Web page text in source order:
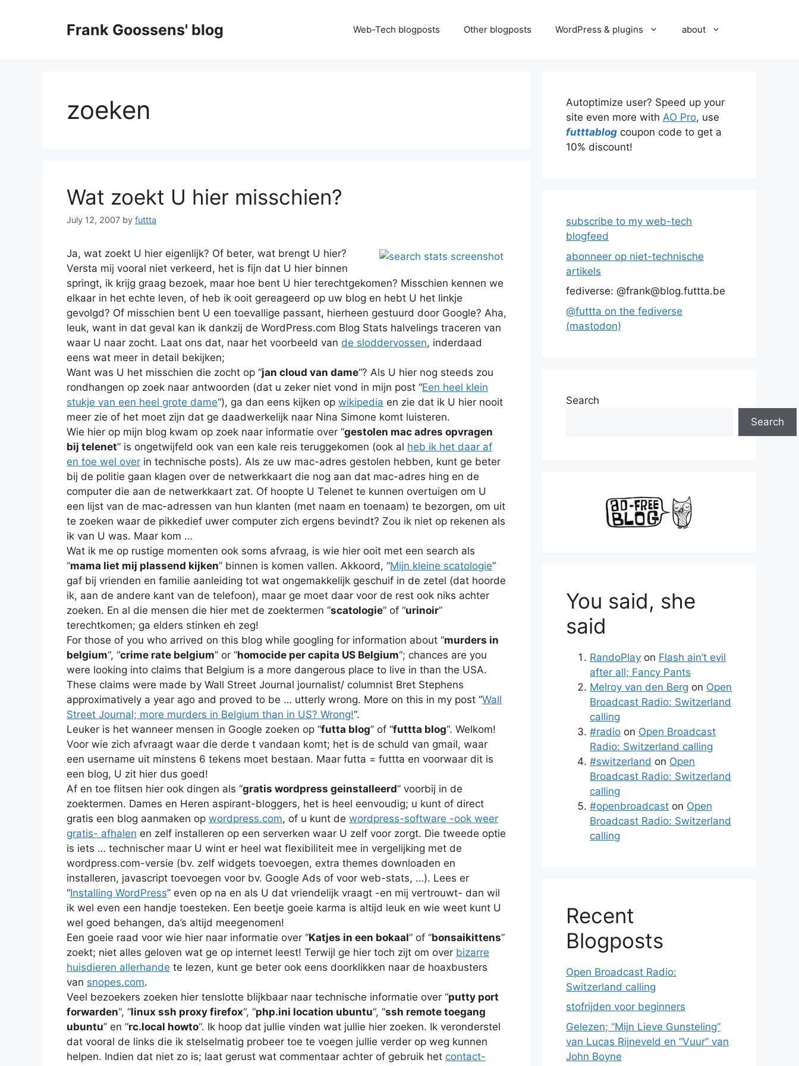
Frank Goossens' blog Web-Tech blogposts Other blogposts WordPress & plugins about
zoeken
Wat zoekt U hier misschien?
July 12, 2007 by futtta
Ja, wat zoekt U hier eigenlijk? Of beter, wat brengt U hier?
Versta mij vooral niet verkeerd, het is fijn dat U hier binnen
springt, ik krijg graag bezoek, maar hoe bent U hier terechtgekomen? Misschien kennen we
elkaar in het echte leven, of heb ik ooit gereageerd op uw blog en hebt U het linkje
gevolgd? Of misschien bent U een toevallige passant, hierheen gestuurd door Google? Aha,
leuk, want in dat geval kan ik dankzij de WordPress.com Blog Stats halvelings traceren van
waar U naar zocht. Laat ons dat, naar het voorbeeld van de sloddervossen, inderdaad
eens wat meer in detail bekijken;
Want was U het misschien die zocht op “jan cloud van dame“? Als U hier nog steeds zou
rondhangen op zoek naar antwoorden (dat u zeker niet vond in mijn post “Een heel klein
stukje van een heel grote dame“), ga dan eens kijken op wikipedia en zie dat ik U hier nooit
meer zie of het moet zijn dat ge daadwerkelijk naar Nina Simone komt luisteren.
Wie hier op mijn blog kwam op zoek naar informatie over “gestolen mac adres opvragen
bij telenet” is ongetwijfeld ook van een kale reis teruggekomen (ook al heb ik het daar af
en toe wel over in technische posts). Als ze uw mac-adres gestolen hebben, kunt ge beter
bij de politie gaan klagen over de netwerkkaart die nog aan dat mac-adres hing en de
computer die aan de netwerkkaart zat. Of hoopte U Telenet te kunnen overtuigen om U
een lijst van de mac-adressen van hun klanten (met naam en toenaam) te bezorgen, om uit
te zoeken waar de pikkedief uwer computer zich ergens bevindt? Zou ik niet op rekenen als
ik van U was. Maar kom …
Wat ik me op rustige momenten ook soms afvraag, is wie hier ooit met een search als
“mama liet mij plassend kijken” binnen is komen vallen. Akkoord, “Mijn kleine scatologie”
gaf bij vrienden en familie aanleiding tot wat ongemakkelijk geschuif in de zetel (dat hoorde
ik, aan de andere kant van de telefoon), maar ge moet daar voor de rest ook niks achter
zoeken. En al die mensen die hier met de zoektermen “scatologie” of “urinoir”
terechtkomen; ga elders stinken eh zeg!
For those of you who arrived on this blog while googling for information about “murders in
belgium“, “crime rate belgium” or “homocide per capita US Belgium“; chances are you
were looking into claims that Belgium is a more dangerous place to live in than the USA.
These claims were made by Wall Street Journal journalist/ columnist Bret Stephens
approximatively a year ago and proved to be … utterly wrong. More on this in my post “Wall
Street Journal; more murders in Belgium than in US? Wrong!“.
Leuker is het wanneer mensen in Google zoeken op “futta blog” of “futtta blog“. Welkom!
Voor wie zich afvraagt waar die derde t vandaan komt; het is de schuld van gmail, waar
een username uit minstens 6 tekens moet bestaan. Maar futta = futtta en voorwaar dit is
een blog, U zit hier dus goed!
Af en toe flitsen hier ook dingen als “gratis wordpress geinstalleerd” voorbij in de
zoektermen. Dames en Heren aspirant-bloggers, het is heel eenvoudig; u kunt of direct
gratis een blog aanmaken op wordpress.com, of u kunt de wordpress-software -ook weer
gratis- afhalen en zelf installeren op een serverken waar U zelf voor zorgt. Die tweede optie
is iets … technischer maar U wint er heel wat flexibiliteit mee in vergelijking met de
wordpress.com-versie (bv. zelf widgets toevoegen, extra themes downloaden en
installeren, javascript toevoegen voor bv. Google Ads of voor web-stats, …). Lees er
“Installing WordPress” even op na en als U dat vriendelijk vraagt -en mij vertrouwt- dan wil
ik wel even een handje toesteken. Een beetje goeie karma is altijd leuk en wie weet kunt U
wel goed behangen, da’s altijd meegenomen!
Een goeie raad voor wie hier naar informatie over “Katjes in een bokaal” of “bonsaikittens”
zoekt; niet alles geloven wat ge op internet leest! Terwijl ge hier toch zijt om over bizarre
huisdieren allerhande te lezen, kunt ge beter ook eens doorklikken naar de hoaxbusters
van snopes.com.
Veel bezoekers zoeken hier tenslotte blijkbaar naar technische informatie over “putty port
forwarden“, “linux ssh proxy firefox“, “php.ini location ubuntu“, “ssh remote toegang
ubuntu” en “rc.local howto“. Ik hoop dat jullie vinden wat jullie hier zoeken. Ik veronderstel
dat vooral de links die ik stelselmatig probeer toe te voegen jullie verder op weg kunnen
helpen. Indien dat niet zo is; laat gerust wat commentaar achter of gebruik het contact-
Autoptimize user? Speed up your
site even more with AO Pro, use
futttablog coupon code to get a
10% discount!
subscribe to my web-tech
blogfeed
abonneer op niet-technische
artikels
fediverse: @frank@blog.futtta.be
@futtta on the fediverse
(mastodon)
Search
Search
You said, she
said
RandoPlay on Flash ain’t evil
after all; Fancy Pants
Melroy van den Berg on Open
Broadcast Radio: Switzerland
calling
#radio on Open Broadcast
Radio: Switzerland calling
#switzerland on Open
Broadcast Radio: Switzerland
calling
#openbroadcast on Open
Broadcast Radio: Switzerland
calling
Recent
Blogposts
Open Broadcast Radio:
Switzerland calling
stofrijden voor beginners
Gelezen; “Mijn Lieve Gunsteling”
van Lucas Rijneveld en “Vuur” van
John Boyne